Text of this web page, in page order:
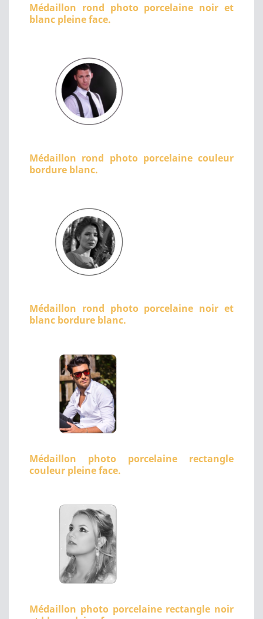
Médaillon rond photo porcelaine noir et
blanc pleine face.
Médaillon rond photo porcelaine couleur
bordure blanc.
Médaillon rond photo porcelaine noir et
blanc bordure blanc.
Médaillon photo porcelaine rectangle
couleur pleine face.
Médaillon photo porcelaine rectangle noir